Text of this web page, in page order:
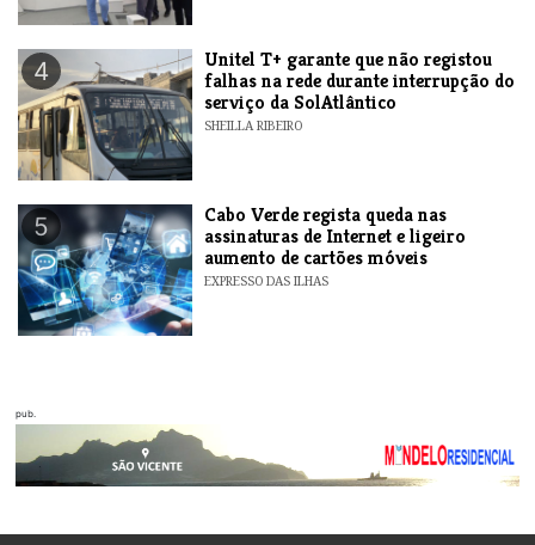
4
Unitel T+ garante que não registou
falhas na rede durante interrupção do
serviço da SolAtlântico
SHEILLA RIBEIRO
5
Cabo Verde regista queda nas
assinaturas de Internet e ligeiro
aumento de cartões móveis
EXPRESSO DAS ILHAS
pub.